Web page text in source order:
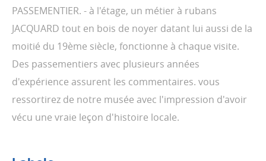
PASSEMENTIER. - à l'étage, un métier à rubans
JACQUARD tout en bois de noyer datant lui aussi de la
moitié du 19ème siècle, fonctionne à chaque visite.
Des passementiers avec plusieurs années
d'expérience assurent les commentaires. vous
ressortirez de notre musée avec l'impression d'avoir
vécu une vraie leçon d'histoire locale.